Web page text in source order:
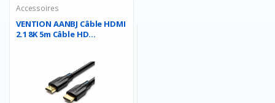
Accessoires
VENTION AANBJ Câble HDMI
2.1 8K 5m Câble HD...